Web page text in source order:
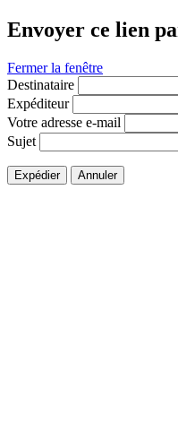
Envoyer ce lien
Fermer la fenêtre
Destinataire
Expéditeur
Votre adresse e-mail
Sujet
Expédier Annuler